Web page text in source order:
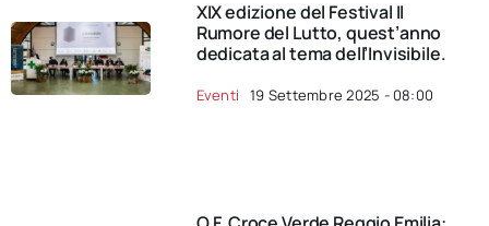
XIX edizione del Festival Il
Rumore del Lutto, quest’anno
dedicata al tema dell’Invisibile.
Eventi 19 Settembre 2025 - 08:00